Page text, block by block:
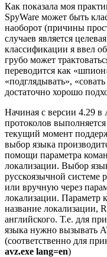
Как показала моя
SpyWare может быть
наоборот (причины
случаев является
классификации я ввел
грубо может
переводится как
«подглядывать»,
достаточно хорошо
Начиная с версии 4.29 в
протоколов
текущий момент
выбор языка
помощи параметра
локализации. Выбор
русскоязычной системе
или вручную через
локализации.
название локализации,
английского. Т.е. для
языка нужно вызывать
(соответственно для
avz.exe lang=en)